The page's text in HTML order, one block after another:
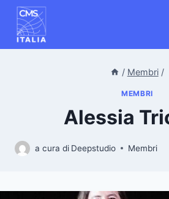
Salta
contenuto
/ Membri /
MEMBRI
Alessia
a cura di Deepstudio Membri